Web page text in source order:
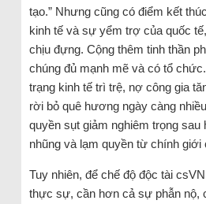
tạo.” Nhưng cũng có điểm kết
kinh tế và sự yểm trợ của quốc
chịu đựng. Cộng thêm tinh thần
chúng đủ mạnh mẽ và có tổ
trạng kinh tế trì trệ, nợ công gia
rời bỏ quê hương ngày càng
quyền sụt giảm nghiêm trọng sau
nhũng và lạm quyền từ chính giới
Tuy nhiên, để chế độ độc tài
thực sự, cần hơn cả sự phẫn nộ,